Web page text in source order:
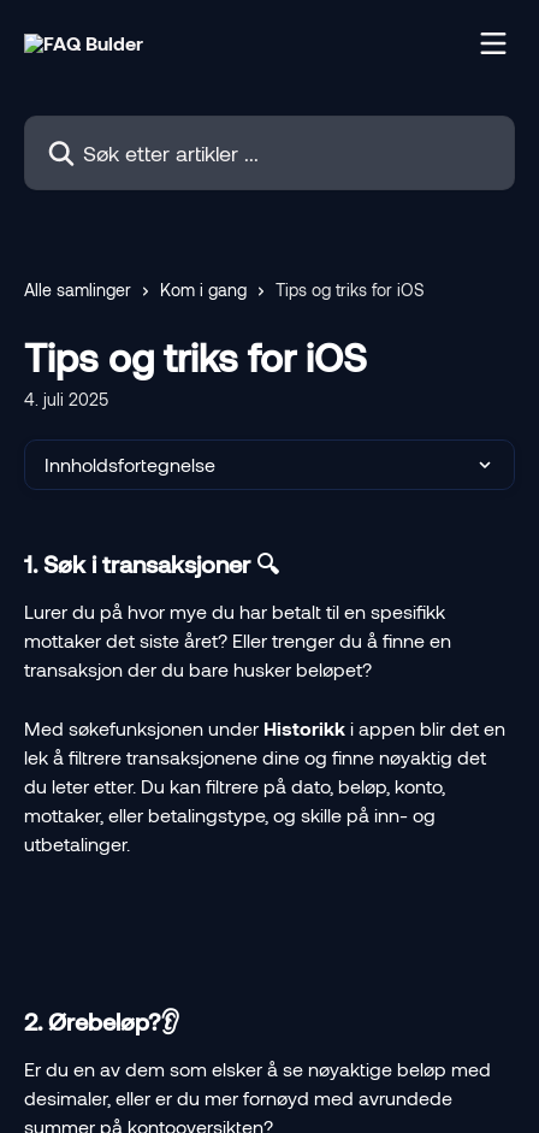
Søk etter artikler ...
Alle samlinger Kom i gang Tips og triks for iOS
Tips og triks for iOS
4. juli 2025
Innholdsfortegnelse
1. Søk i transaksjoner 🔍
Lurer du på hvor mye du har betalt til en spesifikk
mottaker det siste året? Eller trenger du å finne en
transaksjon der du bare husker beløpet?
Med søkefunksjonen under Historikk i appen blir det en
lek å filtrere transaksjonene dine og finne nøyaktig det
du leter etter. Du kan filtrere på dato, beløp, konto,
mottaker, eller betalingstype, og skille på inn- og
utbetalinger.
2. Ørebeløp?👂
Er du en av dem som elsker å se nøyaktige beløp med
desimaler, eller er du mer fornøyd med avrundede
summer på kontooversikten?